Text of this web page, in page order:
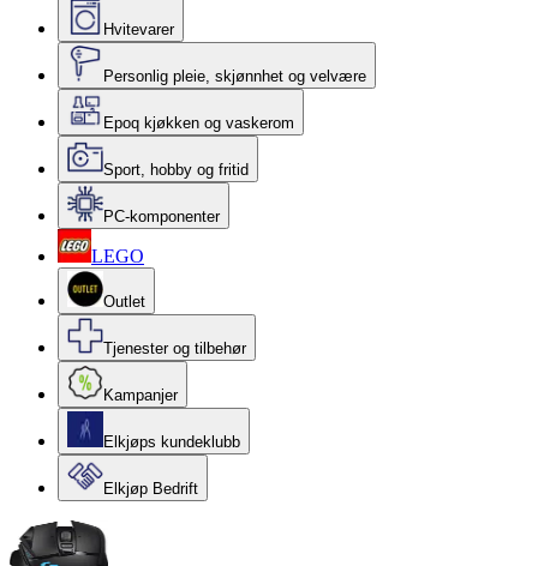
Hvitevarer
Personlig pleie, skjønnhet og velvære
Epoq kjøkken og vaskerom
Sport, hobby og fritid
PC-komponenter
LEGO
Outlet
Tjenester og tilbehør
Kampanjer
Elkjøps kundeklubb
Elkjøp Bedrift